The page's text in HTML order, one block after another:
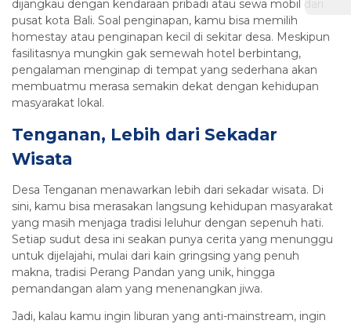
dijangkau dengan kendaraan pribadi atau sewa mobil dari
pusat kota Bali. Soal penginapan, kamu bisa memilih
homestay atau penginapan kecil di sekitar desa. Meskipun
fasilitasnya mungkin gak semewah hotel berbintang,
pengalaman menginap di tempat yang sederhana akan
membuatmu merasa semakin dekat dengan kehidupan
masyarakat lokal.
Tenganan, Lebih dari Sekadar
Wisata
Desa Tenganan menawarkan lebih dari sekadar wisata. Di
sini, kamu bisa merasakan langsung kehidupan masyarakat
yang masih menjaga tradisi leluhur dengan sepenuh hati.
Setiap sudut desa ini seakan punya cerita yang menunggu
untuk dijelajahi, mulai dari kain gringsing yang penuh
makna, tradisi Perang Pandan yang unik, hingga
pemandangan alam yang menenangkan jiwa.
Jadi, kalau kamu ingin liburan yang anti-mainstream, ingin